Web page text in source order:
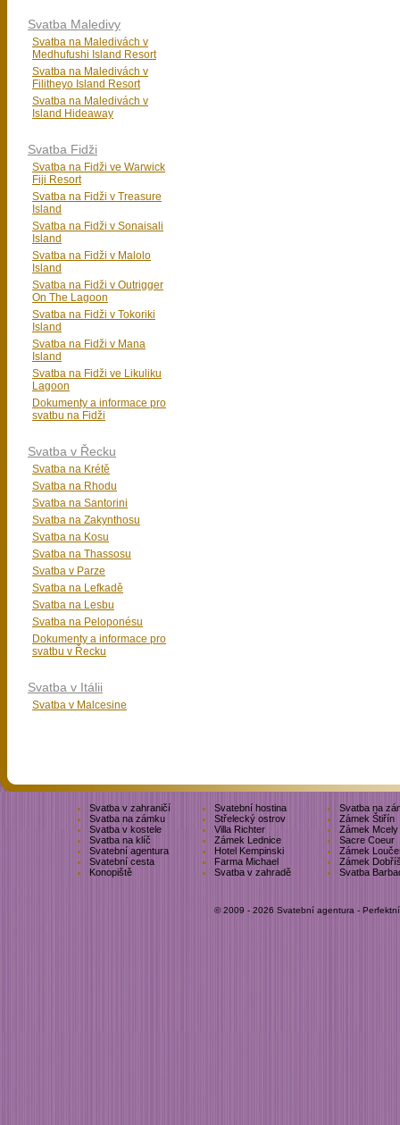
Svatba Maledivy
Svatba na Maledivách v
Medhufushi Island Resort
Svatba na Maledivách v
Filitheyo Island Resort
Svatba na Maledivách v
Island Hideaway
Svatba Fidži
Svatba na Fidži ve Warwick
Fiji Resort
Svatba na Fidži v Treasure
Island
Svatba na Fidži v Sonaisali
Island
Svatba na Fidži v Malolo
Island
Svatba na Fidži v Outrigger
On The Lagoon
Svatba na Fidži v Tokoriki
Island
Svatba na Fidži v Mana
Island
Svatba na Fidži ve Likuliku
Lagoon
Dokumenty a informace pro
svatbu na Fidži
Svatba v Řecku
Svatba na Krétě
Svatba na Rhodu
Svatba na Santorini
Svatba na Zakynthosu
Svatba na Kosu
Svatba na Thassosu
Svatba v Parze
Svatba na Lefkadě
Svatba na Lesbu
Svatba na Peloponésu
Dokumenty a informace pro
svatbu v Řecku
Svatba v Itálii
Svatba v Malcesine
Svatba v zahraničí Svatební hostina
Svatba na
Svatba na zámku
Střelecký ostrov
Zámek Štiřín
Svatba v kostele
Villa Richter
Zámek Mcely
Svatba na klíč
Zámek Lednice
Sacre Coeur
Svatební agentura
Hotel Kempinski
Zámek
Svatební cesta
Farma Michael
Zámek
Konopiště
Svatba v zahradě Svatba
© 2009 - 2026 Svatební agentura -